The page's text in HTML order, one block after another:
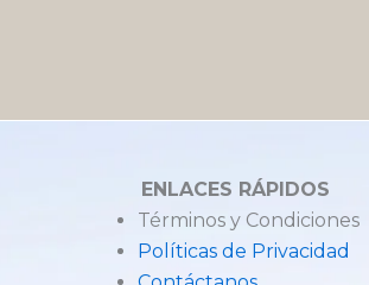
ENLACES RÁPIDOS
Términos y Condiciones
Políticas de Privacidad